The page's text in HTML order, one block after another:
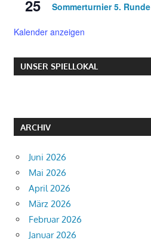
25 Sommerturnier 5. Runde
Kalender anzeigen
UNSER SPIELLOKAL
ARCHIV
Juni 2026
Mai 2026
April 2026
März 2026
Februar 2026
Januar 2026